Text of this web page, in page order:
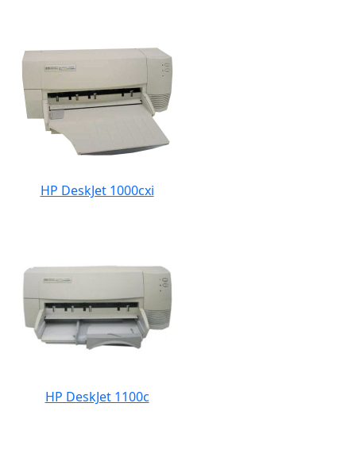
HP DeskJet 1000cxi
HP DeskJet 1100c